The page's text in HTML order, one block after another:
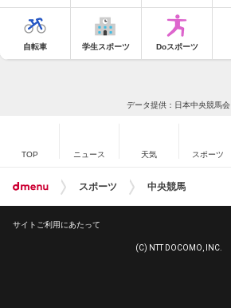
自転車 学生スポーツ Doスポーツ
データ提供：日本中央競馬会
TOP ニュース 天気 スポーツ
スポーツ 中央競馬
サイトご利用にあたって
(C) NTT DOCOMO, INC.